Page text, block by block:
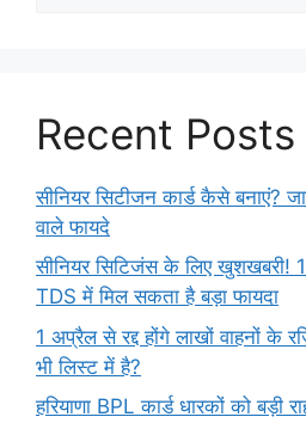
Recent Posts
सीनियर सिटीजन कार्ड कैसे बनाएं?
वाले फायदे
सीनियर सिटिजंस के लिए
TDS में मिल सकता है बड़ा फायदा
1 अप्रैल से रद्द होंगे लाखों वाहनों के
भी लिस्ट में है?
हरियाणा BPL कार्ड धारकों को बड़ी